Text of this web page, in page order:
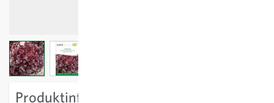
View larger imageView larger image
Produktinformation